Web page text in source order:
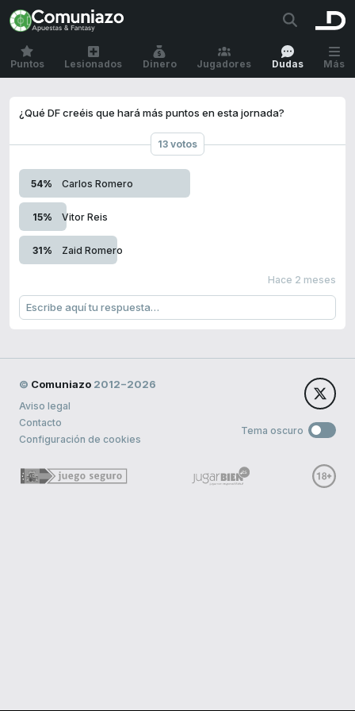
Puntos Lesionados Dinero Jugadores Dudas Más
¿Qué DF creéis que hará más puntos en esta jornada?
13 votos
54% Carlos Romero
15% Vitor Reis
31% Zaid Romero
Hace 2 meses
© Comuniazo 2012−2026
Aviso legal
Contacto
Configuración de cookies
Tema oscuro